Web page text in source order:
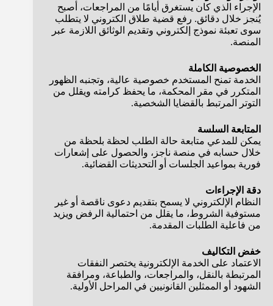
الإجراء الذي كان يستغرق أيامًا من المراجعات، أصبح
يُنجز خلال دقائق. رفع قضية طلاق الكتروني لا يتطلب
سوى تعبئة نموذج إلكتروني وتقديم الوثائق اللازمة عبر
المنصة.
الخصوصية الكاملة
الخدمة تمنح المستخدم خصوصية عالية، وتجنبه الظهور
المتكرر في مقر المحكمة، ما يحفظ كرامته ويقلل من
التوتر المرتبط بالقضايا الشخصية.
المتابعة السلسة
يمكن للمدعي متابعة حالة الطلب لحظة بلحظة من
خلال حسابه في منصة ناجز، والحصول على إشعارات
فورية بمواعيد الجلسات أو التحديثات القضائية.
دقة الإجراءات
النظام الإلكتروني لا يسمح بتقديم دعوى ناقصة أو غير
مستوفية الشروط، ما يقلل من احتمالية الرفض ويزيد
من فاعلية الطلبات المقدمة.
خفض التكاليف
الاعتماد على الخدمة الإلكترونية يختصر النفقات
المرتبطة بالنقل، والمراجعات، والطباعة، ومرافقة
الشهود أو الممثلين القانونيين في المراحل الأولية.